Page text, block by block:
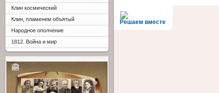
Решаем вместе
Клин космический
Клин, пламенем объятый
Народное ополчение
1812. Война и мир